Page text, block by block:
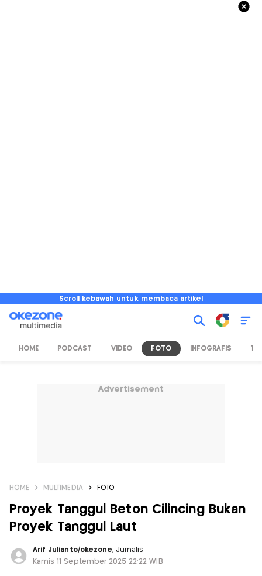
Scroll kebawah untuk membaca artikel
HOME PODCAST VIDEO FOTO INFOGRAFIS TV
Advertisement
HOME MULTIMEDIA FOTO
Proyek Tanggul Beton Cilincing Bukan
Proyek Tanggul Laut
Arif Julianto/okezone, Jurnalis
Kamis 11 September 2025 22:22 WIB